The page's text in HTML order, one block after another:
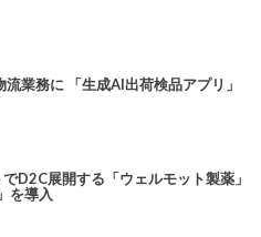
業務に 「生成AI出荷検品アプリ」
D2C展開する「ウェルモット製薬」
を導入